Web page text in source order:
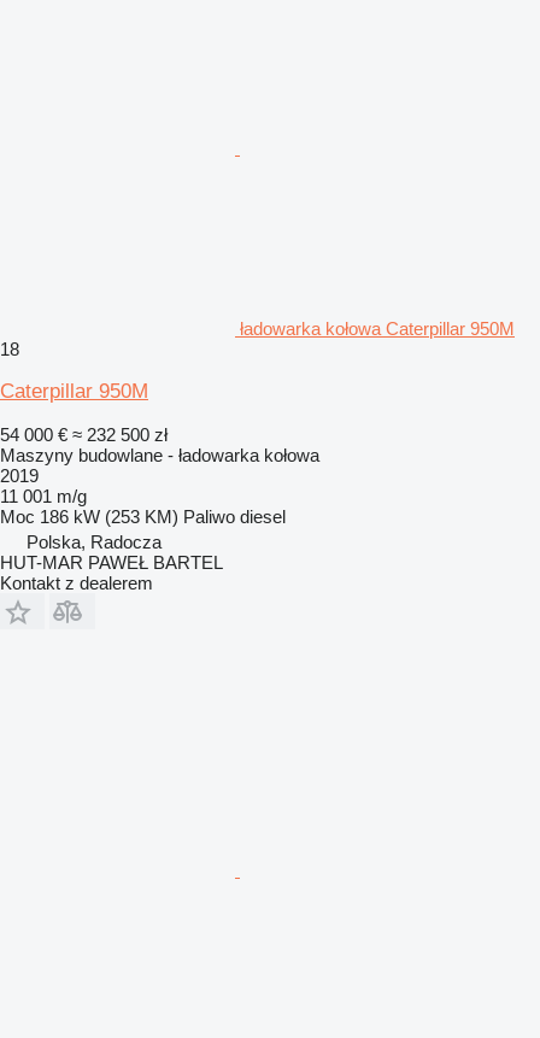
ładowarka kołowa Caterpillar 950M
18
Caterpillar 950M
54 000 € ≈ 232 500 zł
Maszyny budowlane - ładowarka kołowa
2019
11 001 m/g
Moc 186 kW (253 KM) Paliwo diesel
Polska, Radocza
HUT-MAR PAWEŁ BARTEL
Kontakt z dealerem